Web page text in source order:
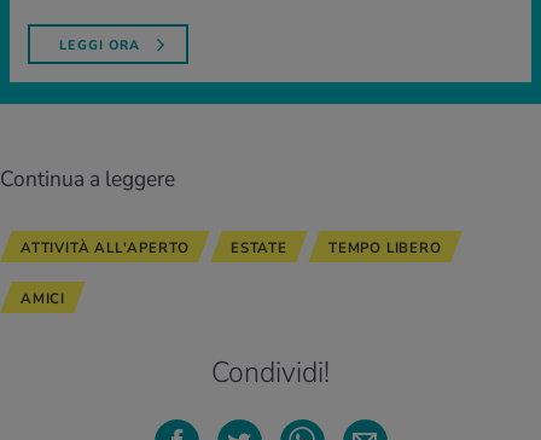
LEGGI ORA
Continua a leggere
ATTIVITÀ ALL'APERTO ESTATE TEMPO LIBERO
AMICI
Condividi!